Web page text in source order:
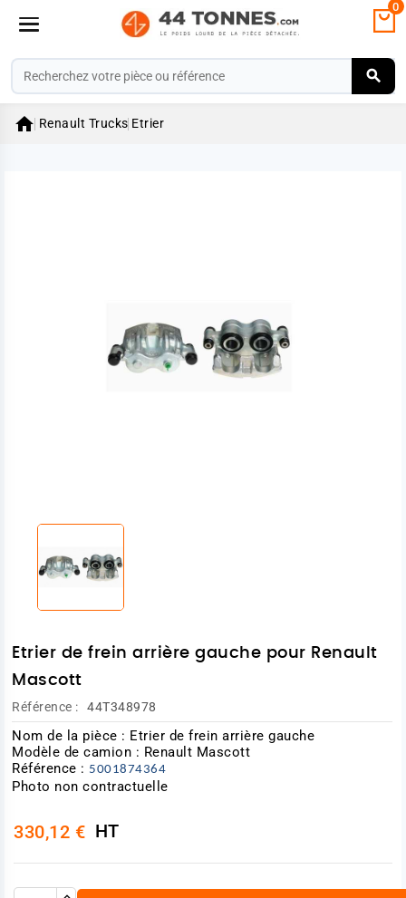
0
 Renault Trucks Etrier
Etrier de frein arrière gauche pour Renault
Mascott
Référence : 44T348978
Nom de la pièce : Etrier de frein arrière gauche
Modèle de camion : Renault Mascott
Référence : 5001874364
Photo non contractuelle
330,12 € HT